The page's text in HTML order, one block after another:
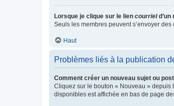
Lorsque je clique sur le lien courrield’un
Seuls les membres peuvent s’envoyer
Haut
Problèmes liés à la publication
Comment créer un nouveau sujet ou
Cliquez sur le bouton « Nouveau » depuis
disponibles est affichée en bas de page